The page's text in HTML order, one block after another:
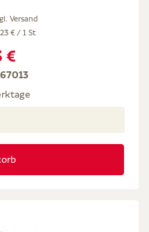
Versand
€ / 1 St
€